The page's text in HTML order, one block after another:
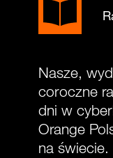
Nasze,
coroczne
dni w
Orange
na świecie.